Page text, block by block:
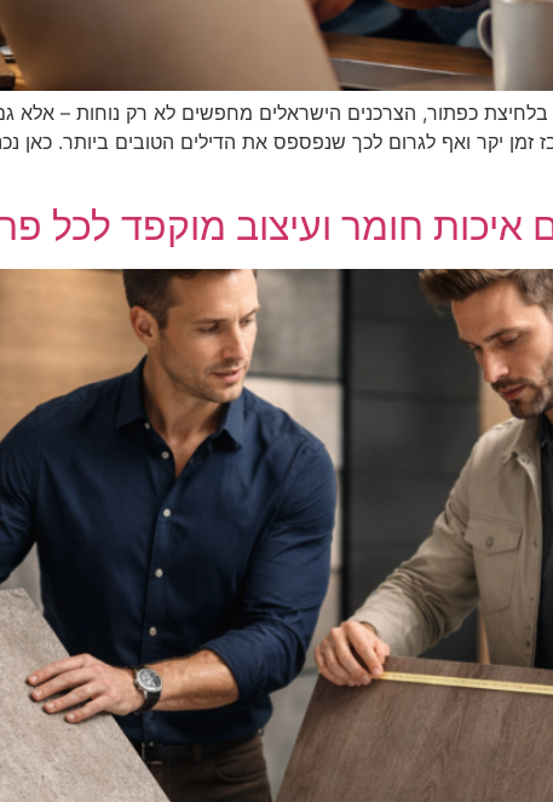
בלחיצת כפתור, הצרכנים הישראלים מחפשים לא רק נוחות – אלא
יקר ואף לגרום לכך שנפספס את הדילים הטובים ביותר. כאן
איכות חומר ועיצוב מוקפד לכל